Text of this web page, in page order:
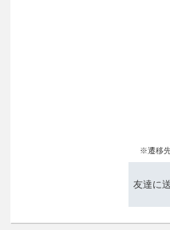
※遷移
友達に